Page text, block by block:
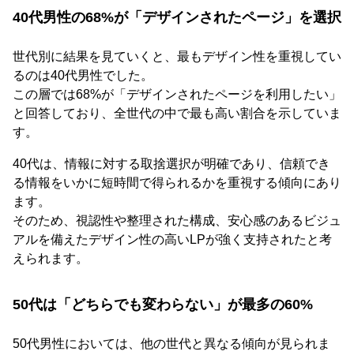
40代男性の68%が「デザインされたページ」を選択
世代別に結果を見ていくと、最もデザイン性を重視してい
るのは40代男性でした。
この層では68%が「デザインされたページを利用したい」
と回答しており、全世代の中で最も高い割合を示していま
す。
40代は、情報に対する取捨選択が明確であり、信頼でき
る情報をいかに短時間で得られるかを重視する傾向にあり
ます。
そのため、視認性や整理された構成、安心感のあるビジュ
アルを備えたデザイン性の高いLPが強く支持されたと考
えられます。
50代は「どちらでも変わらない」が最多の60%
50代男性においては、他の世代と異なる傾向が見られま